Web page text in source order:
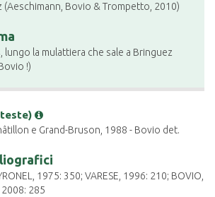
(Aeschimann, Bovio & Trompetto, 2010)
lungo la mulattiera che sale a Bringuez
!)
e Grand-Bruson, 1988 - Bovio det.
1975: 350; VARESE, 1996: 210; BOVIO,
2008: 285